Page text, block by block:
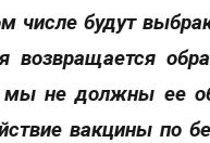
числе будут
возвращается
мы не должны ее
вакцины по